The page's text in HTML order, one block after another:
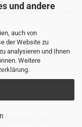
und andere
auch von
der Website zu
analysieren und Ihnen
Weitere
.
Sie keine Rabatt- oder
für